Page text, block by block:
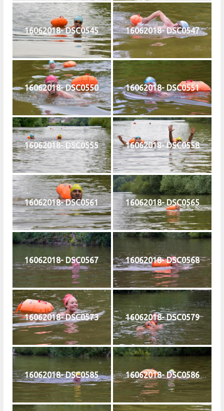
16062018- DSC0545 16062018- DSC0547
16062018- DSC0550 16062018- DSC0551
16062018- DSC0555 16062018- DSC0558
16062018- DSC0561 16062018- DSC0565
16062018- DSC0567 16062018- DSC0568
16062018- DSC0573 16062018- DSC0579
16062018- DSC0585 16062018- DSC0586